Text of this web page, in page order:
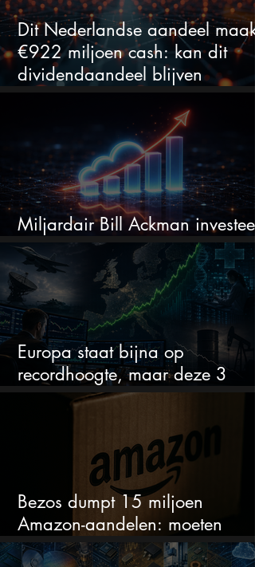
Dit Nederlandse aandeel maakt
€922 miljoen cash: kan dit
dividendaandeel blijven
verhogen?
Miljardair Bill Ackman investeert
miljarden in dit techaandeel
Europa staat bijna op
recordhoogte, maar deze 3
sectoren vallen nu op
Bezos dumpt 15 miljoen
Amazon-aandelen: moeten
beleggers zich zorgen maken?